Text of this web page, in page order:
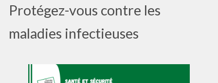
Protégez-vous contre les
maladies infectieuses